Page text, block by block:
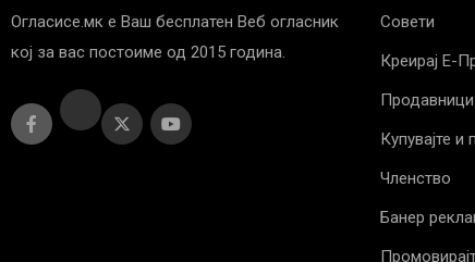
Огласисе.мк е Ваш бесплатен Веб огласник
кој за вас постоиме од 2015 година.
Совети
Креирај Е-
Продавници
Купувајте и
Членство
Банер